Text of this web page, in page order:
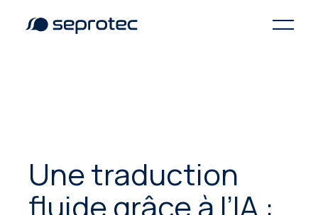
Une traduction
fluide grâce à l’IA :